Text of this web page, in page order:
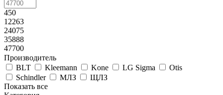
450
12263
24075
35888
47700
Производитель
BLT
Kleemann Kone LG Sigma
Otis
Schindler
МЛЗ
ЩЛЗ
Показать все